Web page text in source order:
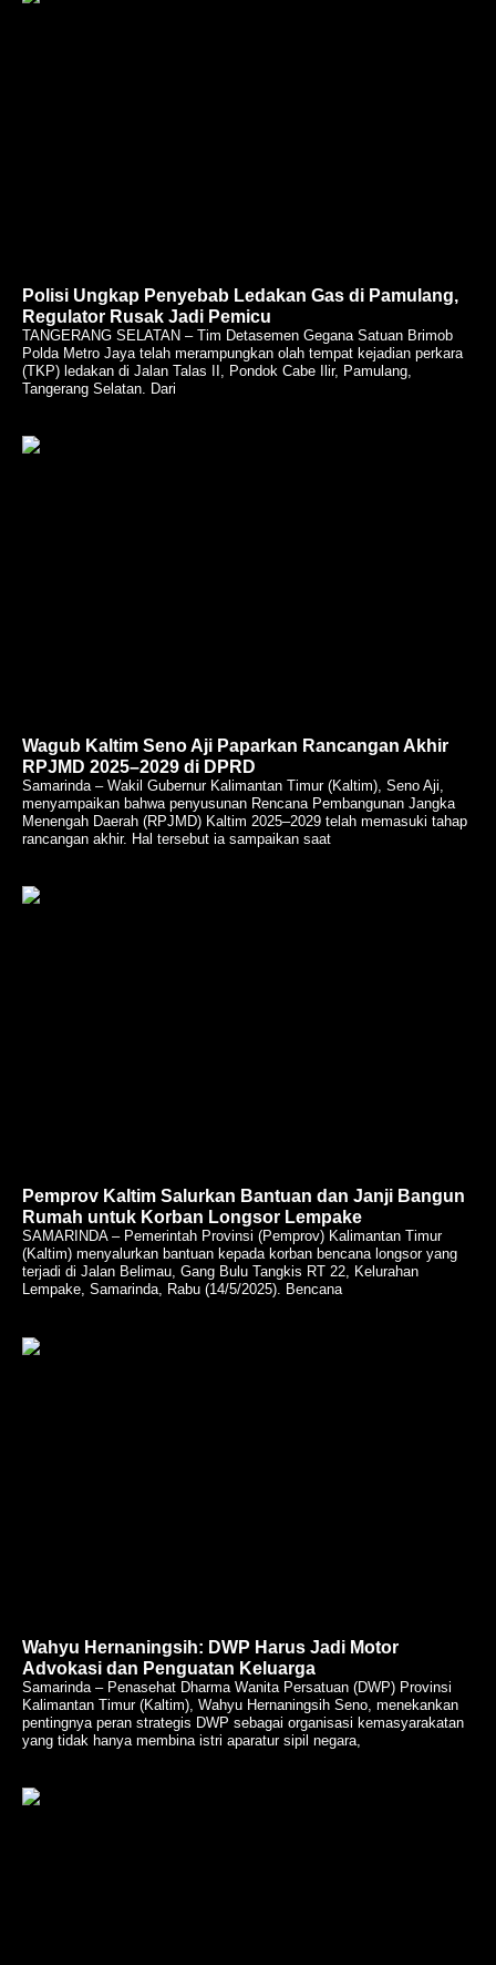
Polisi Ungkap Penyebab Ledakan Gas di Pamulang,
Regulator Rusak Jadi Pemicu
TANGERANG SELATAN – Tim Detasemen Gegana Satuan Brimob
Polda Metro Jaya telah merampungkan olah tempat kejadian perkara
(TKP) ledakan di Jalan Talas II, Pondok Cabe Ilir, Pamulang,
Tangerang Selatan. Dari
Wagub Kaltim Seno Aji Paparkan Rancangan Akhir
RPJMD 2025–2029 di DPRD
Samarinda – Wakil Gubernur Kalimantan Timur (Kaltim), Seno Aji,
menyampaikan bahwa penyusunan Rencana Pembangunan Jangka
Menengah Daerah (RPJMD) Kaltim 2025–2029 telah memasuki tahap
rancangan akhir. Hal tersebut ia sampaikan saat
Pemprov Kaltim Salurkan Bantuan dan Janji Bangun
Rumah untuk Korban Longsor Lempake
SAMARINDA – Pemerintah Provinsi (Pemprov) Kalimantan Timur
(Kaltim) menyalurkan bantuan kepada korban bencana longsor yang
terjadi di Jalan Belimau, Gang Bulu Tangkis RT 22, Kelurahan
Lempake, Samarinda, Rabu (14/5/2025). Bencana
Wahyu Hernaningsih: DWP Harus Jadi Motor
Advokasi dan Penguatan Keluarga
Samarinda – Penasehat Dharma Wanita Persatuan (DWP) Provinsi
Kalimantan Timur (Kaltim), Wahyu Hernaningsih Seno, menekankan
pentingnya peran strategis DWP sebagai organisasi kemasyarakatan
yang tidak hanya membina istri aparatur sipil negara,